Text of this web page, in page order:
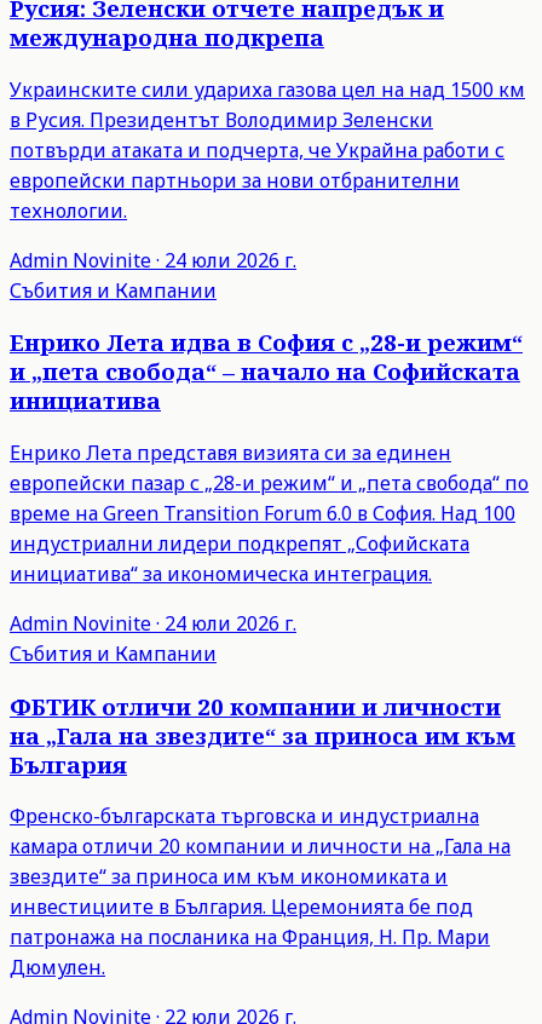
Русия: Зеленски отчете напредък и
международна подкрепа
Украинските сили удариха газова цел на над 1500 км
в Русия. Президентът Володимир Зеленски
потвърди атаката и подчерта, че Украйна работи с
европейски партньори за нови отбранителни
технологии.
Admin Novinite· 24 юли 2026 г.
Събития и Кампании
Енрико Лета идва в София с „28-и режим“
и „пета свобода“ – начало на Софийската
инициатива
Енрико Лета представя визията си за единен
европейски пазар с „28-и режим“ и „пета свобода“ по
време на Green Transition Forum 6.0 в София. Над 100
индустриални лидери подкрепят „Софийската
инициатива“ за икономическа интеграция.
Admin Novinite· 24 юли 2026 г.
Събития и Кампании
ФБТИК отличи 20 компании и личности
на „Гала на звездите“ за приноса им към
България
Френско-българската търговска и индустриална
камара отличи 20 компании и личности на „Гала на
звездите“ за приноса им към икономиката и
инвестициите в България. Церемонията бе под
патронажа на посланика на Франция, Н. Пр. Мари
Дюмулен.
Admin Novinite· 22 юли 2026 г.